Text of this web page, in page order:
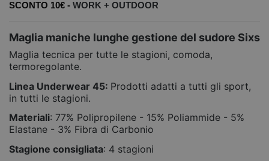
SCONTO 10€ - WORK + OUTDOOR
Maglia maniche lunghe gestione del sudore Sixs
Maglia tecnica per tutte le stagioni, comoda,
termoregolante.
Linea Underwear 45: Prodotti adatti a tutti gli sport,
in tutti le stagioni.
Materiali: 77% Polipropilene - 15% Poliammide - 5%
Elastane - 3% Fibra di Carbonio
Stagione consigliata: 4 stagioni